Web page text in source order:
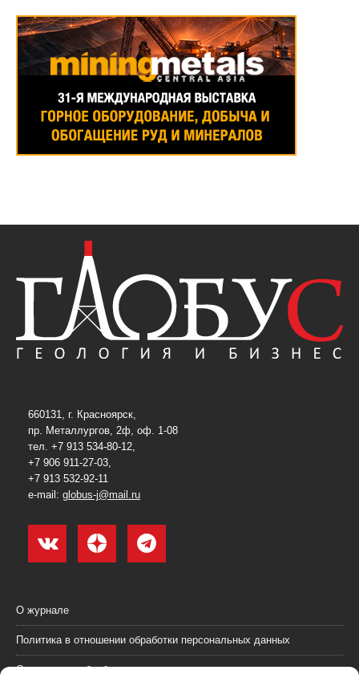
660131, г. Красноярск,
пр. Металлургов, 2ф, оф. 1-08
тел. +7 913 534-80-12,
+7 906 911-27-03,
+7 913 532-92-11
e-mail: globus-j@mail.ru
О журнале
Политика в отношении обработки персональных данных
Согласие на обработку персональных данных